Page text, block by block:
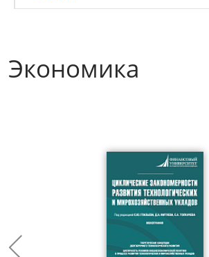
Экономика